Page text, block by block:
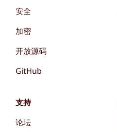
安全
加密
开放源码
GitHub
支持
论坛